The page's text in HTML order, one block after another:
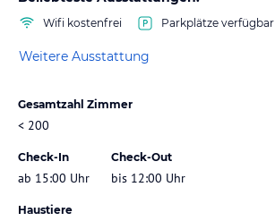
Wifi kostenfrei Parkplätze verfügbar
Weitere Ausstattung
Gesamtzahl Zimmer
< 200
Check-In
ab 15:00 Uhr
Check-Out
bis 12:00 Uhr
Haustiere